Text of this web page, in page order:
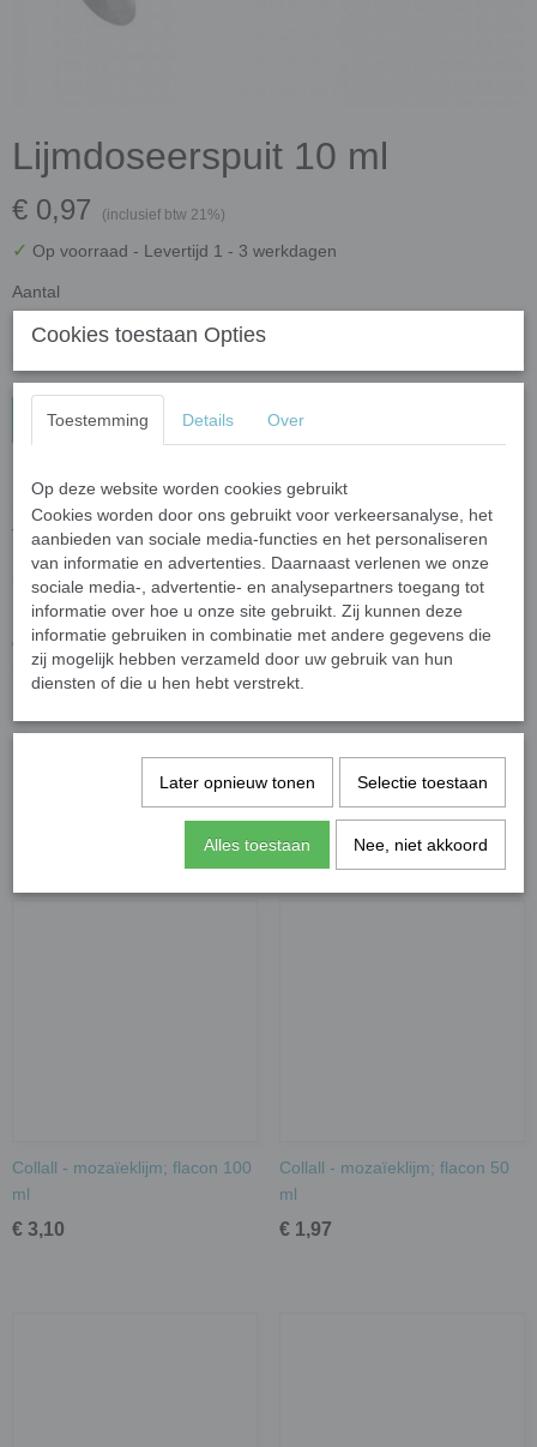
Lijmdoseerspuit 10 ml
€ 0,97 (inclusief btw 21%)
✓ Op voorraad - Levertijd 1 - 3 werkdagen
Aantal
In winkelwagen
Met de populaire lijmdoseerspuit wordt het werken met lijm
makkelijker en nauwkeuriger dan het werken vanuit een tube of
flesje.
Het spuitje wordt geleverd met dop, zodat de lijm niet snel
uitdroogt.
Let op dat je er net voldoende lijm in doet zodat deze op is als je
een aantal dagen niet gaat mozaieken want de lijm zal anders in
het lijmspuitje uit gaan harden.
Specificaties
0,01 Kg
0,01 Kg
Collall - mozaïeklijm; flacon 100
ml
€ 3,10
Collall - mozaïeklijm; flacon 50
ml
€ 1,97
Cookies toestaan Opties
Toestemming Details Over
Op deze website worden cookies gebruikt
Cookies worden door ons gebruikt voor verkeersanalyse, het
aanbieden van sociale media-functies en het personaliseren
van informatie en advertenties. Daarnaast verlenen we onze
sociale media-, advertentie- en analysepartners toegang tot
informatie over hoe u onze site gebruikt. Zij kunnen deze
informatie gebruiken in combinatie met andere gegevens die
zij mogelijk hebben verzameld door uw gebruik van hun
diensten of die u hen hebt verstrekt.
Later opnieuw tonen Selectie toestaan
Alles toestaan Nee, niet akkoord